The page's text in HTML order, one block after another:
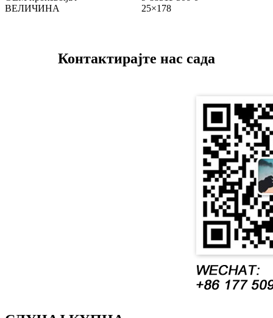
ВЕЛИЧИНА
25×178
Контактирајте нас сада